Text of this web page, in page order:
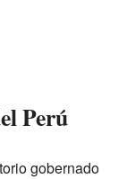
Perú
gobernado